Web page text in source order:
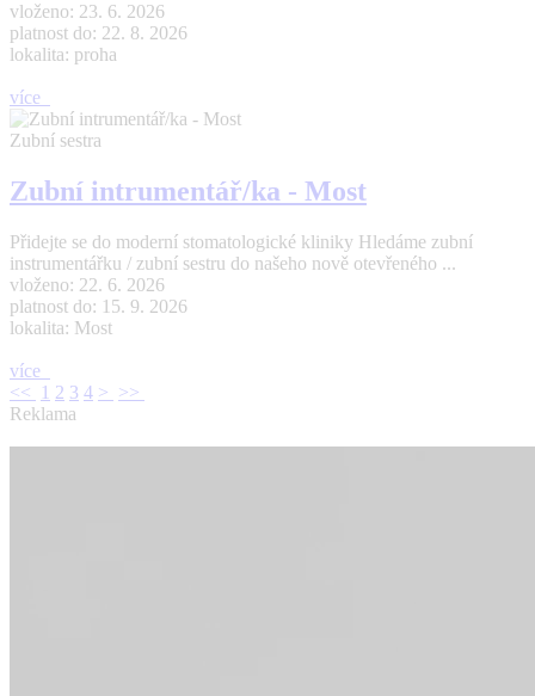
vloženo: 23. 6. 2026
platnost do: 22. 8. 2026
lokalita: proha
více
Zubní sestra
Zubní intrumentář/ka - Most
Přidejte se do moderní stomatologické kliniky Hledáme zubní
instrumentářku / zubní sestru do našeho nově otevřeného ...
vloženo: 22. 6. 2026
platnost do: 15. 9. 2026
lokalita: Most
více
<<
1 2 3 4 > >>
Reklama